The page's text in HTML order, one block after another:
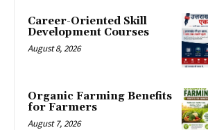
Career-Oriented Skill
Development Courses
August 8, 2026
Organic Farming Benefits
for Farmers
August 7, 2026